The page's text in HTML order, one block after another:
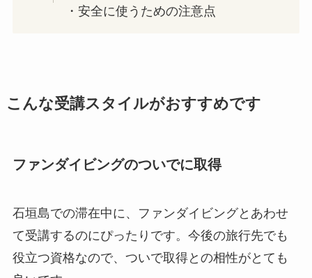
・安全に使うための注意点
こんな受講スタイルがおすすめです
ファンダイビングのついでに取得
石垣島での滞在中に、ファンダイビングとあわせ
て受講するのにぴったりです。今後の旅行先でも
役立つ資格なので、ついで取得との相性がとても